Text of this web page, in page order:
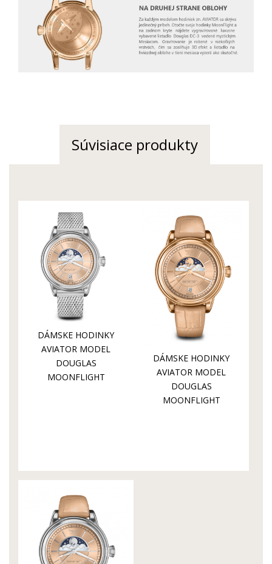
Súvisiace produkty
DÁMSKE HODINKY
AVIATOR MODEL
DOUGLAS
MOONFLIGHT
DÁMSKE HODINKY
AVIATOR MODEL
DOUGLAS
MOONFLIGHT